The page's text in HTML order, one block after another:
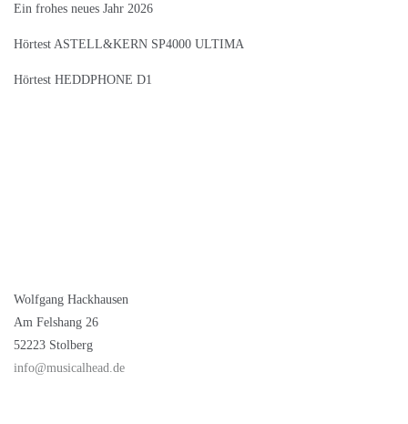
Ein frohes neues Jahr 2026
Hörtest ASTELL&KERN SP4000 ULTIMA
Hörtest HEDDPHONE D1
Wolfgang Hackhausen
Am Felshang 26
52223 Stolberg
info@musicalhead.de